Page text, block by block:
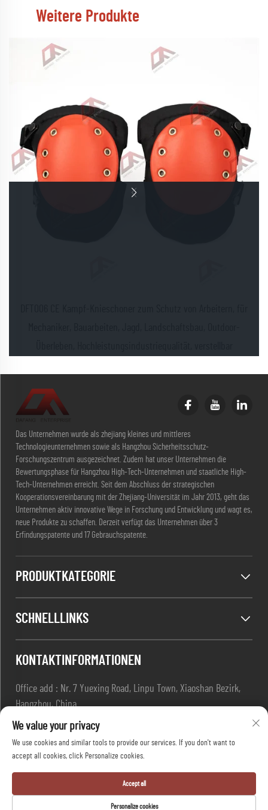
Weitere Produkte
Das Unternehmen wurde als zhejiang kleines und mittleres
Technologieunternehmen sowie als Hangzhou Sicherheitsschutz-
Forschungszentrum ausgezeichnet. Zudem hat unser Unternehmen die
Bewertungsphase für Hangzhou High-Tech-Unternehmen und staatliche High-
Tech-Unternehmen erreicht. Seit dem Abschluss der strategischen
Kooperationsvereinbarung mit der Zhejiang-Universität im Jahr 2013, geht das
Unternehmen aktiv innovative Wege in Forschung und Entwicklung und wagt es,
neue Produkte zu schaffen. Derzeit verfügt das Unternehmen über 3
Erfindungspatente und 17 Gebrauchspatente.
PRODUKTKATEGORIE
SCHNELLLINKS
KONTAKTINFORMATIONEN
Office add : Nr. 7 Yuexing Road, Linpu Town, Xiaoshan Bezirk,
Hangzhou, China
E-Mail:
[email protected]
+86-13967169961
Copyright © Hangzhou Dafang Safety Co.,ltd Alle Rechte
vorbehalten - Datenschutzrichtlinie- BLOG
We value your privacy
We use cookies and similar tools to provide our services. If you don't want to
accept all cookies, click Personalize cookies.
Personalize cookies
Accept all